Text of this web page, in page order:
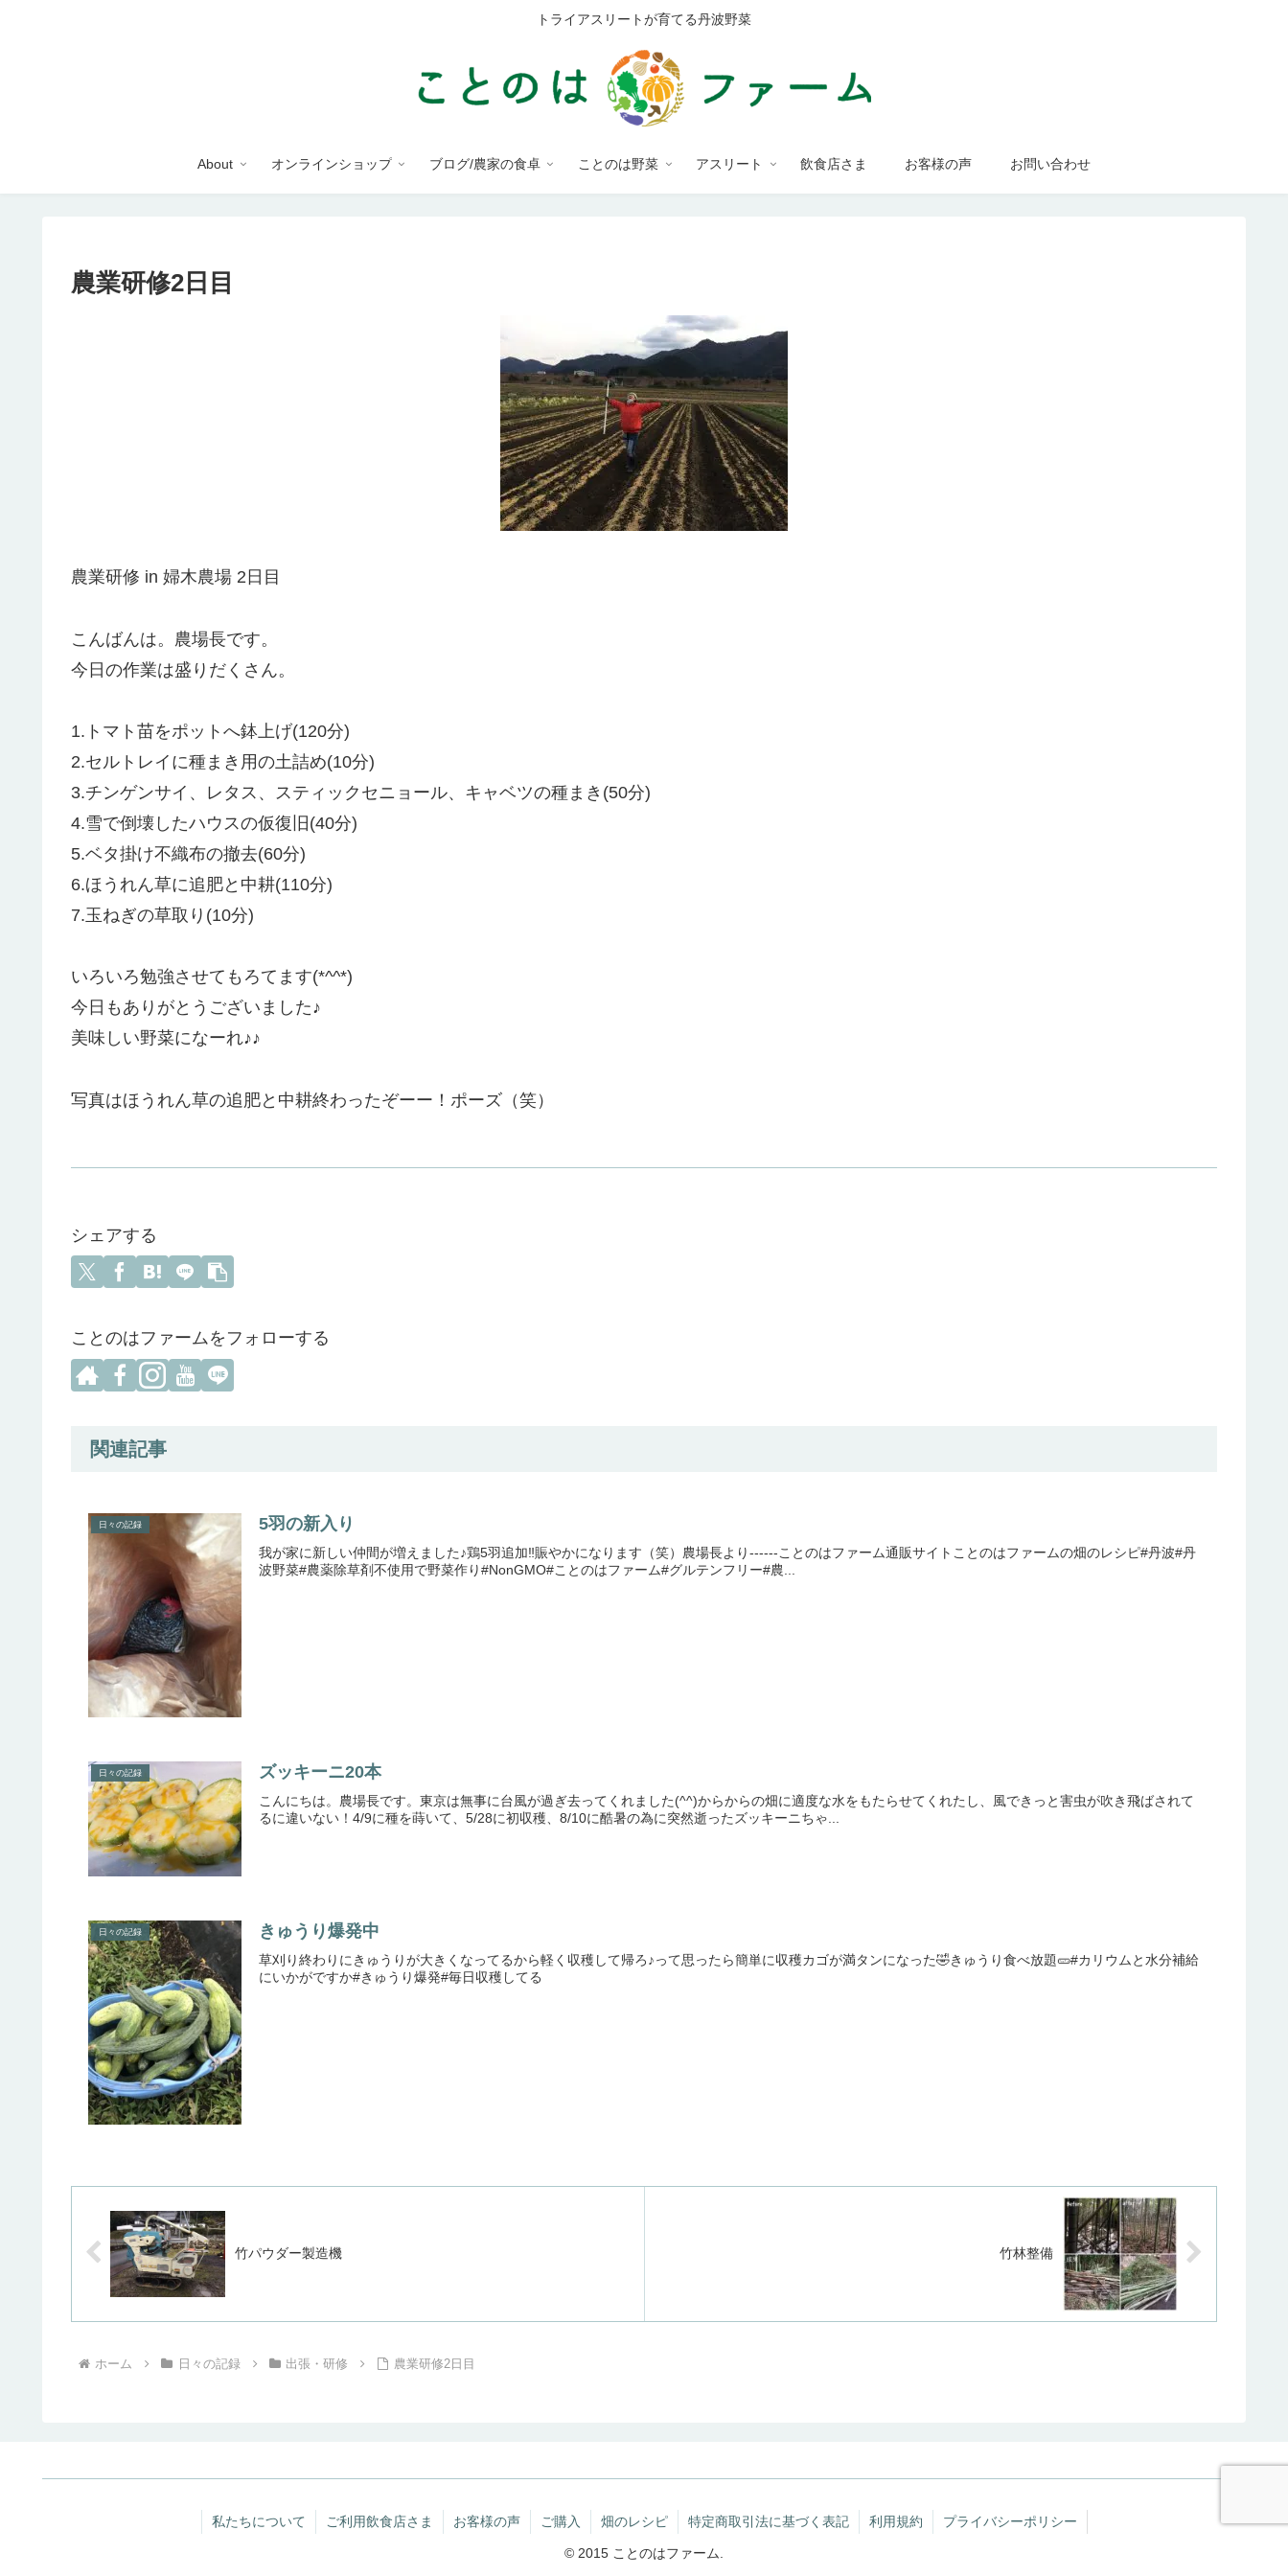
トライアスリートが育てる丹波野菜
About オンラインショップ ブログ/農家の食卓 ことのは野菜 アスリート 飲食店さま お客様の声 お問い合わせ
農業研修2日目
農業研修 in 婦木農場 2日目
こんばんは。農場長です。
今日の作業は盛りだくさん。
1.トマト苗をポットへ鉢上げ(120分)
2.セルトレイに種まき用の土詰め(10分)
3.チンゲンサイ、レタス、スティックセニョール、キャベツの種まき(50分)
4.雪で倒壊したハウスの仮復旧(40分)
5.ベタ掛け不織布の撤去(60分)
6.ほうれん草に追肥と中耕(110分)
7.玉ねぎの草取り(10分)
いろいろ勉強させてもろてます(*^^*)
今日もありがとうございました♪
美味しい野菜になーれ♪♪
写真はほうれん草の追肥と中耕終わったぞーー！ポーズ（笑）
シェアする
ことのはファームをフォローする
関連記事
日々の記録 5羽の新入り
我が家に新しい仲間が増えました♪鶏5羽追加‼️賑やかになります（笑）農場長より------ことのはファーム通販サイトことのはファームの畑のレシピ#丹波#丹
波野菜#農薬除草剤不使用で野菜作り#NonGMO#ことのはファーム#グルテンフリー#農...
日々の記録 ズッキーニ20本
こんにちは。農場長です。東京は無事に台風が過ぎ去ってくれました(^^)からからの畑に適度な水をもたらせてくれたし、風できっと害虫が吹き飛ばされて
るに違いない！4/9に種を蒔いて、5/28に初収穫、8/10に酷暑の為に突然逝ったズッキーニちゃ...
日々の記録 きゅうり爆発中
‪草刈り終わりにきゅうりが大きくなってるから軽く収穫して帰ろ♪‬‪って思ったら簡単に収穫カゴが満タンになった🤣‬‪きゅうり食べ放題🥒‬‪#カリウムと水分補給
竹パウダー製造機 竹林整備
ホーム 日々の記録 出張・研修 農業研修2日目
私たちについて ご利用飲食店さま お客様の声 ご購入 畑のレシピ 特定商取引法に基づく表記 利用規約 プライバシーポリシー
© 2015 ことのはファーム.